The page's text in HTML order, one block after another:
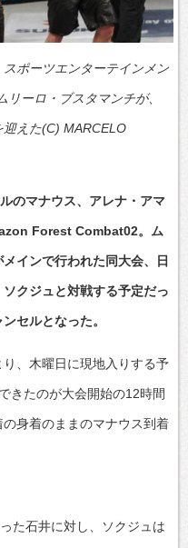
スポーツエンターテインメン
リーロ・ブスタマンチが、
えた(C) MARCELO
のマナウス、アレナ・アマ
Forest Combat02。ム
インで行われた同大会、日
クジュと対戦する予定だっ
セルとなった。
、木曜日に現地入りする予
きたのが大会開始の12時間
身着のままのマナウス到着
た石井に対し、ソクジュは